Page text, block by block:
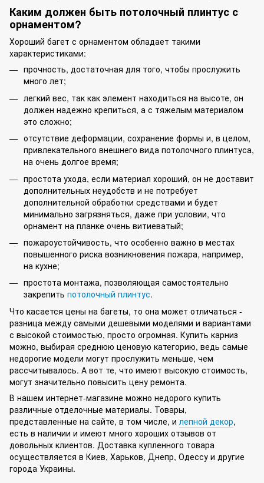
Каким должен быть потолочный плинтус с
орнаментом?
Хороший багет с орнаментом обладает такими
характеристиками:
прочность, достаточная для того, чтобы прослужить
много лет;
легкий вес, так как элемент находиться на высоте, он
должен надежно крепиться, а с тяжелым материалом
это сложно;
отсутствие деформации, сохранение формы и, в целом,
привлекательного внешнего вида потолочного плинтуса,
на очень долгое время;
простота ухода, если материал хороший, он не доставит
дополнительных неудобств и не потребует
дополнительной обработки средствами и будет
минимально загрязняться, даже при условии, что
орнамент на планке очень витиеватый;
пожароустойчивость, что особенно важно в местах
повышенного риска возникновения пожара, например,
на кухне;
простота монтажа, позволяющая самостоятельно
закрепить потолочный плинтус.
Что касается цены на багеты, то она может отличаться -
разница между самыми дешевыми моделями и вариантами
с высокой стоимостью, просто огромная. Купить карниз
можно, выбирая среднюю ценовую категорию, ведь самые
недорогие модели могут прослужить меньше, чем
рассчитывалось. А вот те, что имеют высокую стоимость,
могут значительно повысить цену ремонта.
В нашем интернет-магазине можно недорого купить
различные отделочные материалы. Товары,
представленные на сайте, в том числе, и лепной декор,
есть в наличии и имеют много хороших отзывов от
довольных клиентов. Доставка купленного товара
осуществляется в Киев, Харьков, Днепр, Одессу и другие
города Украины.